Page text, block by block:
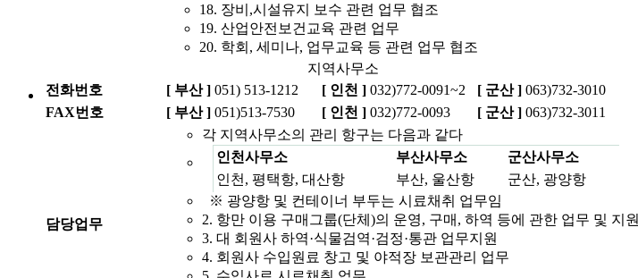
18. 장비,시설유지 보수 관련 업무 협조
19. 산업안전보건교육 관련 업무
20. 학회, 세미나, 업무교육 등 관련 업무 협조
지역사무소
전화번호
[ 부산 ] 051) 513-1212 [ 인천 ] 032)772-0091~2 [ 군산 ] 063)732-3010
FAX번호
[ 부산 ] 051)513-7530 [ 인천 ] 032)772-0093 [ 군산 ] 063)732-3011
담당업무
각 지역사무소의 관리 항구는 다음과 같다
인천사무소
부산사무소
군산사무소
인천, 평택항, 대산항
부산, 울산항
군산, 광양항
※ 광양항 및 컨테이너 부두는 시료채취 업무임
2. 항만 이용 구매그룹(단체)의 운영, 구매, 하역 등에 관한 업무 및 지원
3. 대 회원사 하역·식물검역·검정·통관 업무지원
4. 회원사 수입원료 창고 및 야적장 보관관리 업무